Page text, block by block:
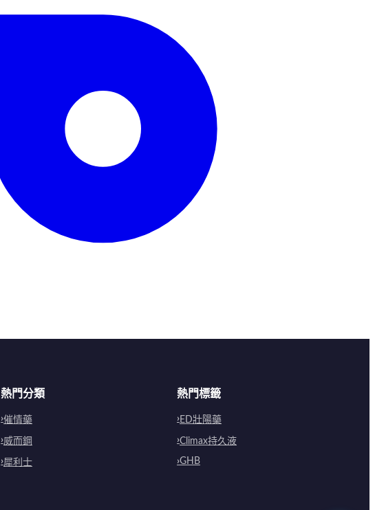
熱門分類
催情藥
威而鋼
犀利士
熱門標籤
ED壯陽藥
Climax持久液
GHB